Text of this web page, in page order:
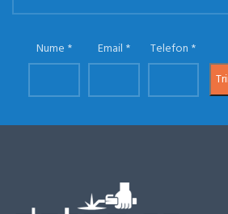
Nume Email Telefon